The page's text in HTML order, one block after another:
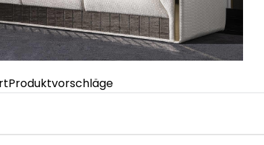
Produktvorschläge